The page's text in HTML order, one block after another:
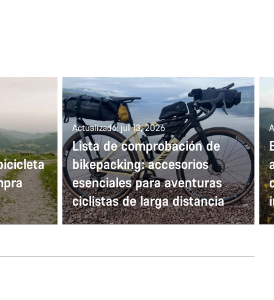
Actualizado: jul 13, 2026
Lista de comprobación de
bikepacking: accesorios
esenciales para aventuras
ciclistas de larga distancia